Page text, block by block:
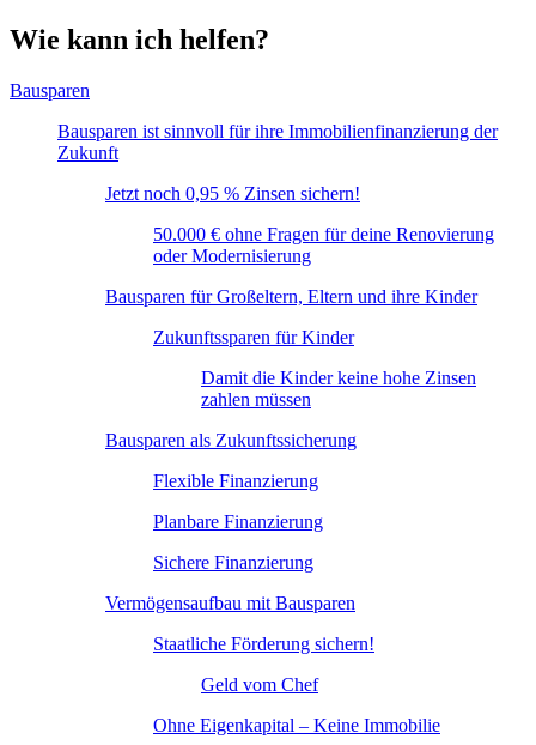
Wie kann ich helfen?
Bausparen
Bausparen ist sinnvoll für ihre Immobilienfinanzierung der
Zukunft
Jetzt noch 0,95 % Zinsen sichern!
50.000 € ohne Fragen für deine Renovierung
oder Modernisierung
Bausparen für Großeltern, Eltern und ihre Kinder
Zukunftssparen für Kinder
Damit die Kinder keine hohe Zinsen
zahlen müssen
Bausparen als Zukunftssicherung
Flexible Finanzierung
Planbare Finanzierung
Sichere Finanzierung
Vermögensaufbau mit Bausparen
Staatliche Förderung sichern!
Geld vom Chef
Ohne Eigenkapital – Keine Immobilie